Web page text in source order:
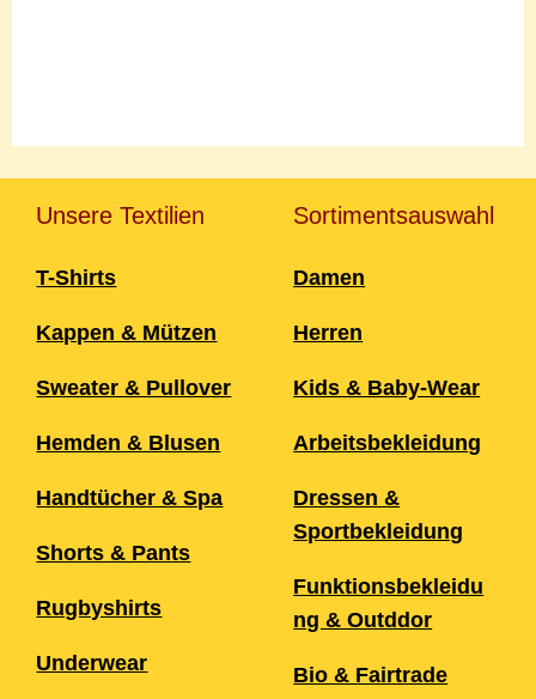
Unsere Textilien
T-Shirts
Kappen & Mützen
Sweater & Pullover
Hemden & Blusen
Handtücher & Spa
Shorts & Pants
Rugbyshirts
Underwear
Sortimentsauswahl
Damen
Herren
Kids & Baby-Wear
Arbeitsbekleidung
Dressen &
Sportbekleidung
Funktionsbekleidu
ng & Outddor
Bio & Fairtrade